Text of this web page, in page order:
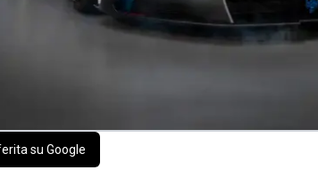
su Google